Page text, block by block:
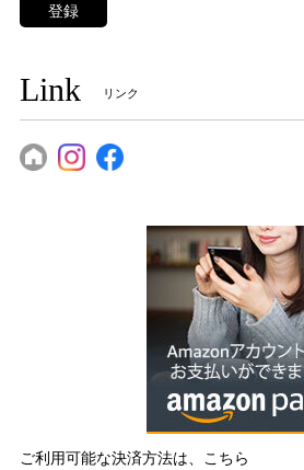
登録
Link リンク
ご利用可能な決済方法は、こちら